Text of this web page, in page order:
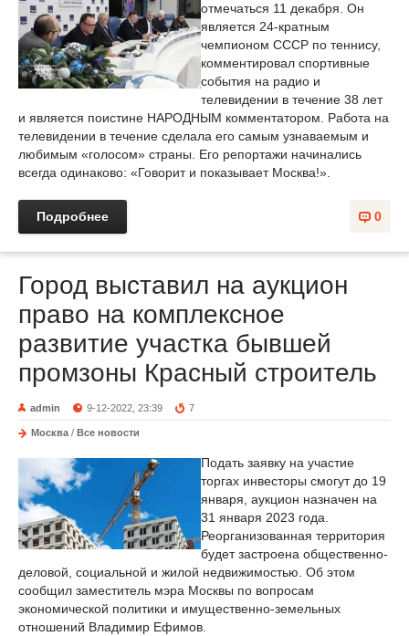
отмечаться 11 декабря. Он
является 24-кратным
чемпионом СССР по теннису,
комментировал спортивные
события на радио и
телевидении в течение 38 лет
и является поистине НАРОДНЫМ комментатором. Работа на
телевидении в течение сделала его самым узнаваемым и
любимым «голосом» страны. Его репортажи начинались
всегда одинаково: «Говорит и показывает Москва!».
0
Подробнее
Город выставил на аукцион
право на комплексное
развитие участка бывшей
промзоны Красный строитель
admin 9-12-2022, 23:39 7
Москва / Все новости
Подать заявку на участие
торгах инвесторы смогут до 19
января, аукцион назначен на
31 января 2023 года.
Реорганизованная территория
будет застроена общественно-
деловой, социальной и жилой недвижимостью. Об этом
сообщил заместитель мэра Москвы по вопросам
экономической политики и имущественно-земельных
отношений Владимир Ефимов.